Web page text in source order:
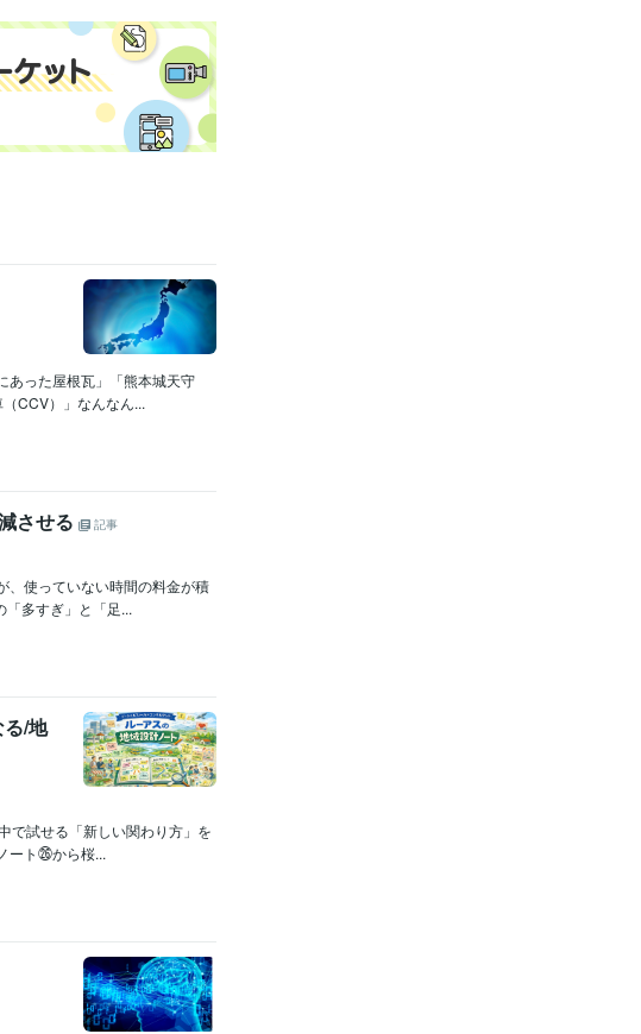
った屋根瓦」「熊本城天守
CCV）」なんなん...
させる
記事
、使っていない時間の料金が積
多すぎ」と「足...
/地
で試せる「新しい関わり方」を
ート㉖から桜...